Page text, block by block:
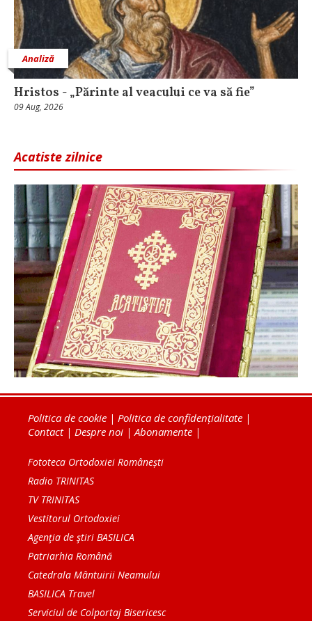
Analiză
Hristos - „Părinte al veacului ce va să fie”
09 Aug, 2026
Acatiste zilnice
Politica de cookie | Politica de confidențialitate |
Contact| Despre noi |Abonamente |
Fototeca Ortodoxiei Românești
Radio TRINITAS
TV TRINITAS
Vestitorul Ortodoxiei
Agenţia de ştiri BASILICA
Patriarhia Română
Catedrala Mântuirii Neamului
BASILICA Travel
Serviciul de Colportaj Bisericesc